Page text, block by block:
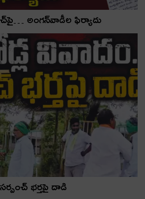
అంగ‌న్‌వాడీల ఫిర్యాదు
భ‌ర్త‌పై దాడి